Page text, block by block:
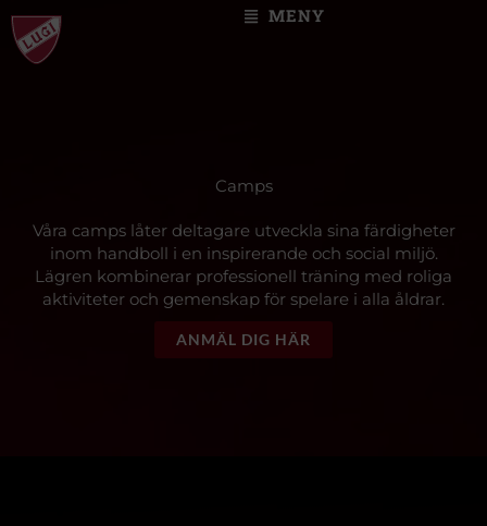
Skip
to
content
MENY
Camps
Våra camps låter deltagare utveckla sina färdigheter
inom handboll i en inspirerande och social miljö.
Lägren kombinerar professionell träning med roliga
aktiviteter och gemenskap för spelare i alla åldrar.
ANMÄL DIG HÄR